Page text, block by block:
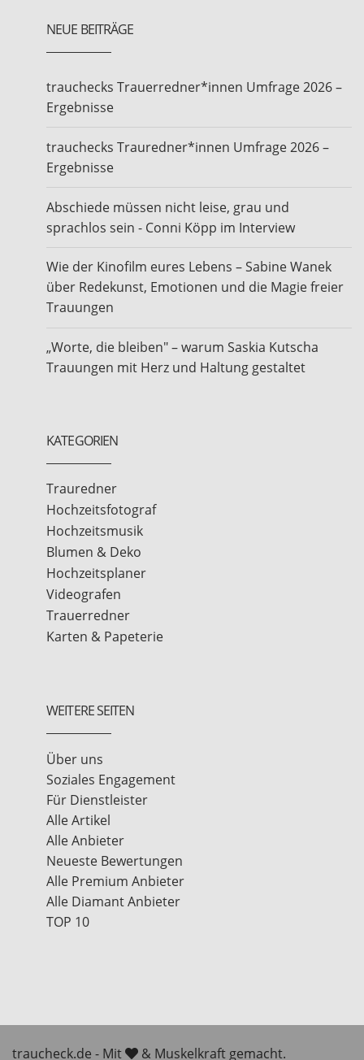
NEUE BEITRÄGE
trauchecks Trauerredner*innen Umfrage 2026 –
Ergebnisse
trauchecks Trauredner*innen Umfrage 2026 –
Ergebnisse
Abschiede müssen nicht leise, grau und
sprachlos sein - Conni Köpp im Interview
Wie der Kinofilm eures Lebens – Sabine Wanek
über Redekunst, Emotionen und die Magie freier
Trauungen
„Worte, die bleiben" – warum Saskia Kutscha
Trauungen mit Herz und Haltung gestaltet
KATEGORIEN
Trauredner
Hochzeitsfotograf
Hochzeitsmusik
Blumen & Deko
Hochzeitsplaner
Videografen
Trauerredner
Karten & Papeterie
WEITERE SEITEN
Über uns
Soziales Engagement
Für Dienstleister
Alle Artikel
Alle Anbieter
Neueste Bewertungen
Alle Premium Anbieter
Alle Diamant Anbieter
TOP 10
traucheck.de - Mit & Muskelkraft gemacht.